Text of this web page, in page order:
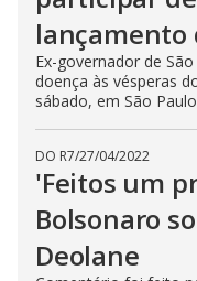
lançamento
Ex-governador de
doença às vésperas
sábado, em São Paulo
DO R7/27/04/2022
'Feitos um
Bolsonaro
Deolane